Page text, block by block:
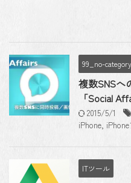
99_no-category
複数SNSへ
「Social
2015/5/1
iPhone,
ITツール